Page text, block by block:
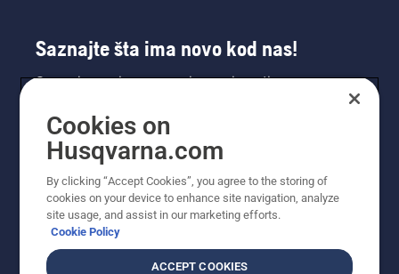
Saznajte šta ima novo kod nas!
Saznajte prvi sve o novim proizvodima,
Prijavite se na naš bilten ovde.
Cookies on
Husqvarna.com
By clicking “Accept Cookies”, you agree to the storing of
cookies on your device to enhance site navigation, analyze
site usage, and assist in our marketing efforts.
Cookie Policy
ACCEPT COOKIES